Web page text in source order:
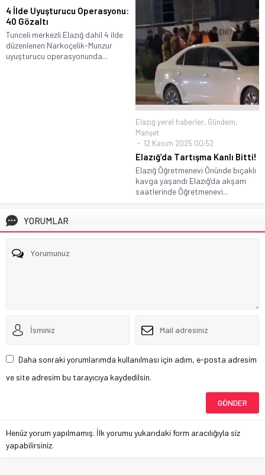
4 İlde Uyuşturucu Operasyonu:
40 Gözaltı
Tunceli merkezli Elazığ dahil 4 ilde
düzenlenen Narkoçelik-Munzur
uyuşturucu operasyonunda...
Elazığ yerel haberler, Gündem,
Manşet
12 Kasım 2025 00:52
Elazığ’da Tartışma Kanlı Bitti!
Elazığ Öğretmenevi Önünde bıçaklı
kavga yaşandı Elazığ’da akşam
saatlerinde Öğretmenevi...
YORUMLAR
Daha sonraki yorumlarımda kullanılması için adım, e-posta adresim
ve site adresim bu tarayıcıya kaydedilsin.
Henüz yorum yapılmamış. İlk yorumu yukarıdaki form aracılığıyla siz
yapabilirsiniz.